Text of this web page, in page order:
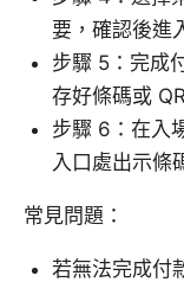
要，確認後進
步驟 5：完成
存好條碼或
步驟 6：在入
入口處出示條
常見問題：
若無法完成付